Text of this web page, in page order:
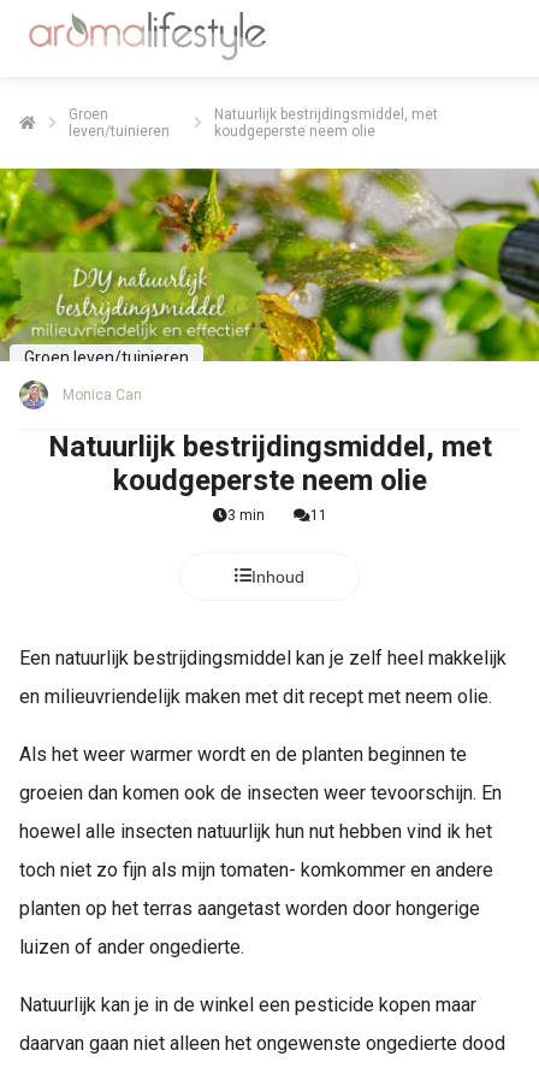
Groen
leven/tuinieren
Natuurlijk bestrijdingsmiddel, met
koudgeperste neem olie
Groen leven/tuinieren
Monica Can
Natuurlijk bestrijdingsmiddel, met
koudgeperste neem olie
3 min 11
Inhoud
Een natuurlijk bestrijdingsmiddel kan je zelf heel makkelijk
en milieuvriendelijk maken met dit recept met neem olie.
Als het weer warmer wordt en de planten beginnen te
groeien dan komen ook de insecten weer tevoorschijn. En
hoewel alle insecten natuurlijk hun nut hebben vind ik het
toch niet zo fijn als mijn tomaten- komkommer en andere
planten op het terras aangetast worden door hongerige
luizen of ander ongedierte.
Natuurlijk kan je in de winkel een pesticide kopen maar
daarvan gaan niet alleen het ongewenste ongedierte dood